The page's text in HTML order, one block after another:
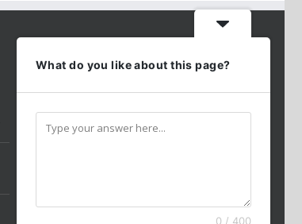
Téléphone:01 86 98 27 27
Mobile:054 2544520
Email:andredarmon78@gmail.com
What do you like about this page?
0 / 400